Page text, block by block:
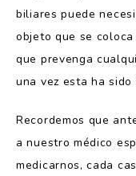
biliares puede
objeto que se
que prevenga
una vez esta ha sido
Recordemos que
a nuestro médico
medicarnos, cada